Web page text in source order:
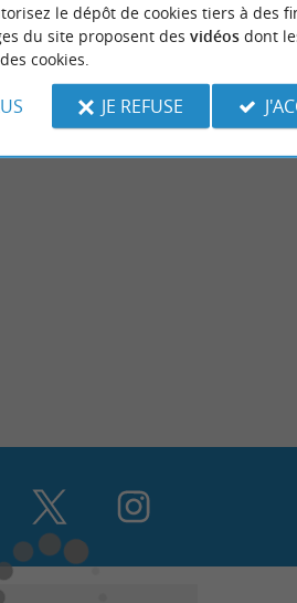
le dépôt de cookies tiers à des
du site proposent des vidéosdont
cookies.
JE REFUSE